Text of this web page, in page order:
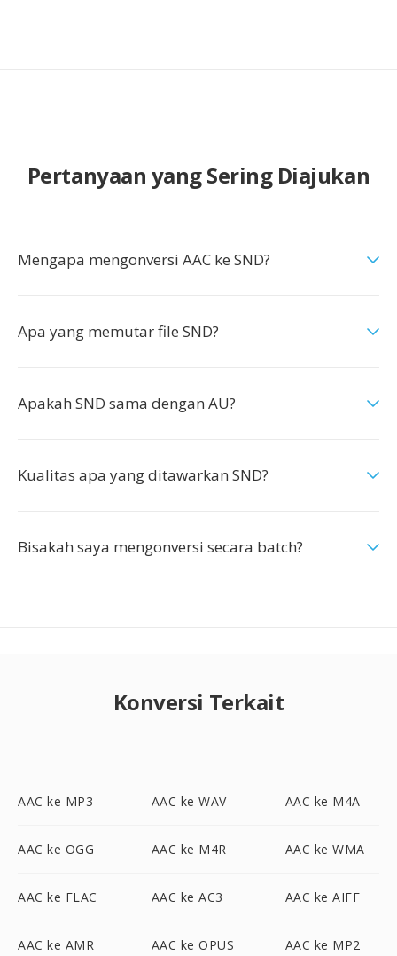
Pertanyaan yang Sering Diajukan
Mengapa mengonversi AAC ke SND?
Apa yang memutar file SND?
Apakah SND sama dengan AU?
Kualitas apa yang ditawarkan SND?
Bisakah saya mengonversi secara batch?
Konversi Terkait
AAC ke MP3 AAC ke WAV AAC ke M4A
AAC ke OGG AAC ke M4R AAC ke WMA
AAC ke FLAC AAC ke AC3 AAC ke AIFF
AAC ke AMR AAC ke OPUS AAC ke MP2